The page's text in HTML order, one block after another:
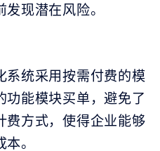
现潜在风险。
系统采用按需付费的模
功能模块买单，避免了
费方式，使得企业能够
。